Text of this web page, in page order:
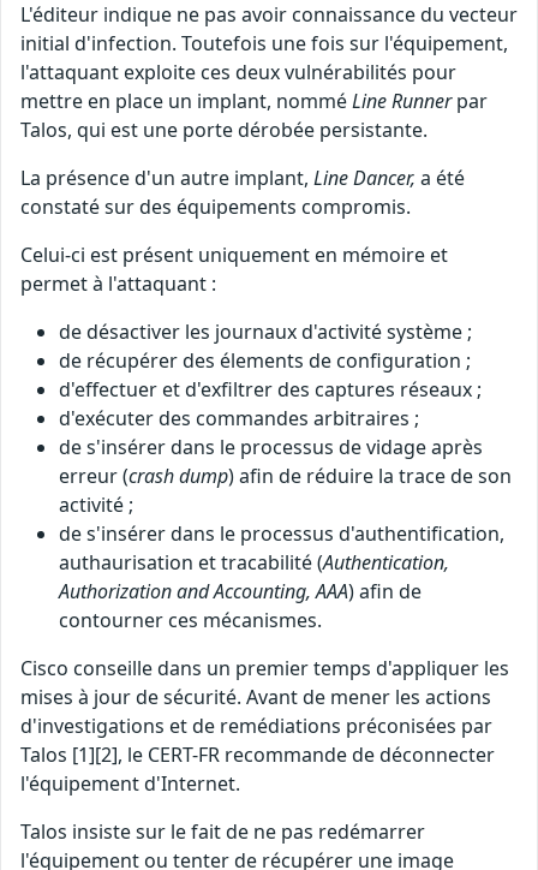
L'éditeur indique ne pas avoir connaissance du vecteur
initial d'infection. Toutefois une fois sur l'équipement,
l'attaquant exploite ces deux vulnérabilités pour
mettre en place un implant, nomméLine Runnerpar
Talos, qui est une porte dérobée persistante.
La présence d'un autre implant, Line Dancer, a été
constaté sur des équipements compromis.
Celui-ci est présent uniquement en mémoire et
permet à l'attaquant :
de désactiver les journaux d'activité système ;
de récupérer des élements de configuration ;
d'effectuer et d'exfiltrer des captures réseaux ;
d'exécuter des commandes arbitraires ;
de s'insérer dans le processus de vidage après
erreur (crash dump) afin de réduire la trace de son
activité ;
de s'insérer dans le processus d'authentification,
authaurisation et tracabilité (Authentication,
Authorization and Accounting, AAA) afin de
contourner ces mécanismes.
Cisco conseille dans un premier temps d'appliquer les
mises à jour de sécurité. Avant de mener les actions
d'investigations et de remédiations préconisées par
Talos [1][2], le CERT-FR recommande de déconnecter
l'équipement d'Internet.
Talos insiste sur le fait de ne pas redémarrer
l'équipement ou tenter de récupérer une image